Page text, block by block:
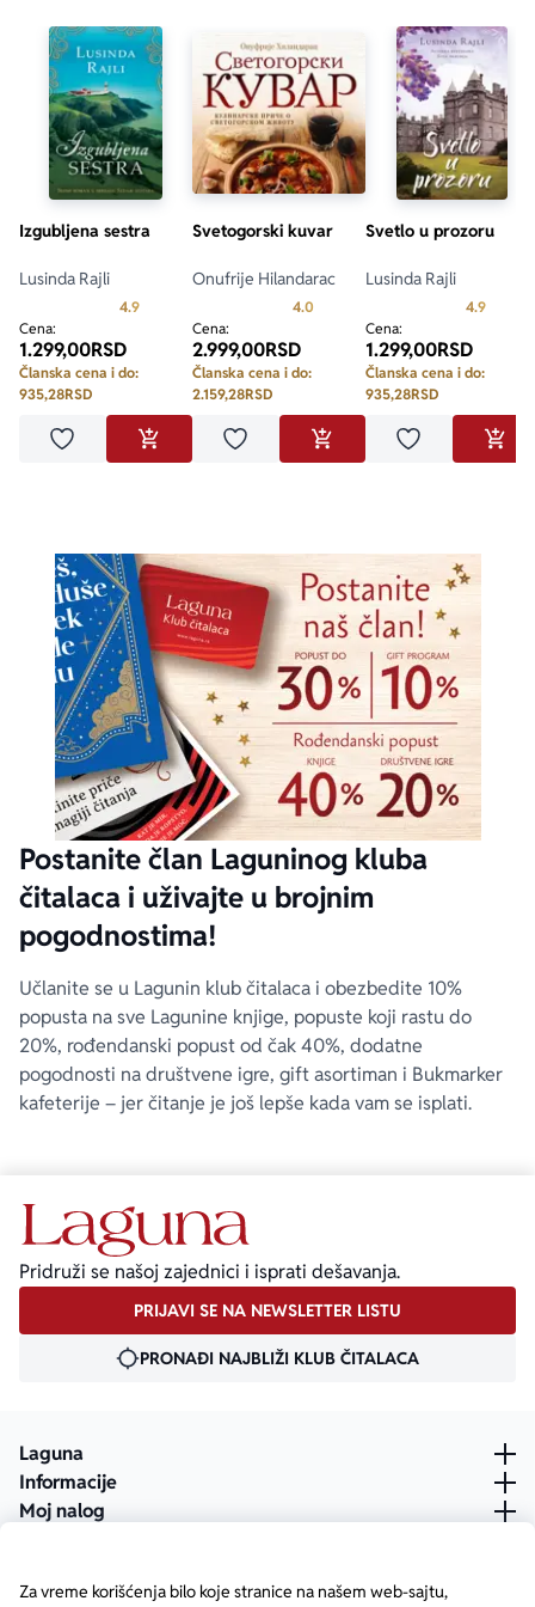
Za vreme korišćenja bilo koje stranice na našem web-sajtu,
Izgubljena sestra
Lusinda Rajli
4.9Prosecna ocena je 4.9 od 5
Cena:
1.299,00RSD
Članska cena i do:
935,28RSD
Dodaj u omiljeneDODAJ U KORPU
Svetogorski kuvar
Onufrije Hilandarac
4.0 Prosecna ocena je 4.0 od 5
Cena:
2.999,00RSD
Članska cena i do:
2.159,28RSD
Dodaj u omiljeneDODAJ U KORPU
Svetlo u prozoru
Lusinda Rajli
4.9
Cena:
1.299,00RSD
Članska cena i do:
935,28RSD
Dodaj u
Postanite član Laguninog kluba
čitalaca i uživajte u brojnim
pogodnostima!
Učlanite se u Lagunin klub čitalaca i obezbedite 10%
popusta na sve Lagunine knjige, popuste koji rastu do
20%, rođendanski popust od čak 40%, dodatne
pogodnosti na društvene igre, gift asortiman i Bukmarker
kafeterije – jer čitanje je još lepše kada vam se isplati.
Pridruži se našoj zajednici i isprati dešavanja.
PRIJAVI SE NA NEWSLETTER LISTU
PRONAĐI NAJBLIŽI KLUB ČITALACA
Laguna
Informacije
Moj nalog